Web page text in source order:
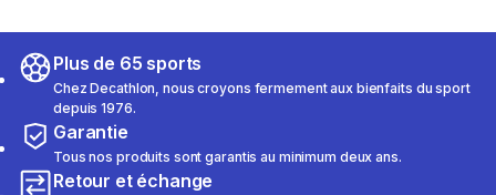
Plus de 65 sports
Chez Decathlon, nous croyons fermement aux bienfaits du sport
depuis 1976.
Garantie
Tous nos produits sont garantis au minimum deux ans.
Retour et échange